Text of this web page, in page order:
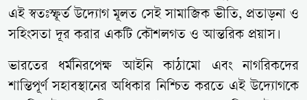
এই স্বতঃস্ফূর্ত উদ্যোগ মূলত সেই সামাজিক ভীতি, প্রতাড়না ও
সহিংসতা দূর করার একটি কৌশলগত ও আন্তরিক প্রয়াস।
ভারতের ধর্মনিরপেক্ষ আইনি কাঠামো এবং নাগরিকদের
শান্তিপূর্ণ সহাবস্থানের অধিকার নিশ্চিত করতে এই উদ্যোগকে